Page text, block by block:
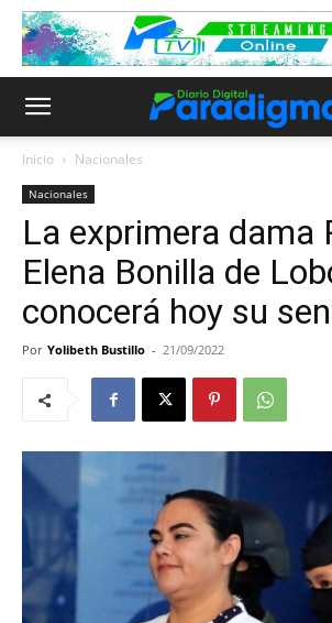
Inicio Nacionales
Nacionales
La exprimera dama
Elena Bonilla de
conocerá hoy su
Por Yolibeth Bustillo - 21/09/2022